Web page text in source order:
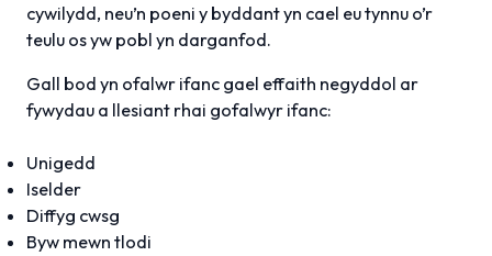
cywilydd, neu’n poeni y byddant yn cael eu tynnu o’r
teulu os yw pobl yn darganfod.
Gall bod yn ofalwr ifanc gael effaith negyddol ar
fywydau a llesiant rhai gofalwyr ifanc:
Unigedd
Iselder
Diffyg cwsg
Byw mewn tlodi